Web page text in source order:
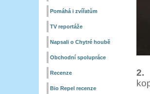
Pomáhá i zvířatům
TV reportáže
Napsali o Chytré houbě
Obchodní spolupráce
Recenze
Bio Repel recenze
2.